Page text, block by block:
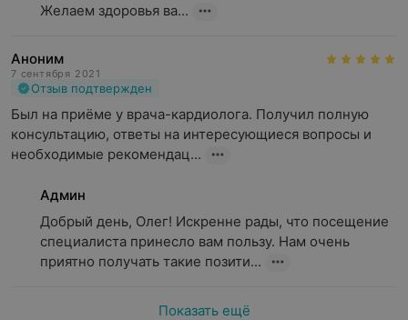
Желаем здоровья ва...
Аноним
7 сентября 2021
Отзыв подтвержден
Был на приёме у врача-кардиолога. Получил полную
консультацию, ответы на интересующиеся вопросы и
необходимые рекомендац...
Админ
Добрый день, Олег! Искренне рады, что посещение
специалиста принесло вам пользу. Нам очень
приятно получать такие позити...
Показать ещё